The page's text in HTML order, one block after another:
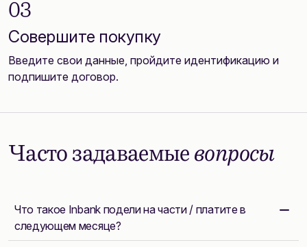
03
Совершите покупку
Введите свои данные, пройдите идентификацию и
подпишите договор.
Часто задаваемые вопросы
Что такое Inbank подели на части / платите в
следующем месяце?